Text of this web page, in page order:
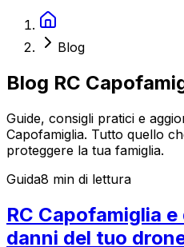
Blog
Blog RC
Guide, consigli pratici e
Capofamiglia. Tutto quello
proteggere la tua famiglia.
Guida8 min di lettura
RC Capofamiglia
danni del tuo